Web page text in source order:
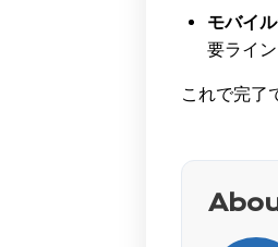
モバイ
要ライ
これで完了